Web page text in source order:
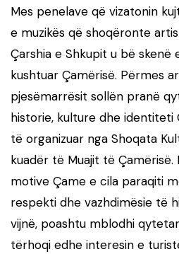
Mes penelave që vizatonin
e muzikës që shoqëronte
Çarshia e Shkupit u bë skenë
kushtuar Çamërisë. Përmes
pjesëmarrësit sollën pranë
historie, kulture dhe identiteti
të organizuar nga Shoqata
kuadër të Muajit të Çamërisë.
motive Çame e cila paraqiti
respekti dhe vazhdimësie të
vijnë, poashtu mblodhi
tërhoqi edhe interesin e